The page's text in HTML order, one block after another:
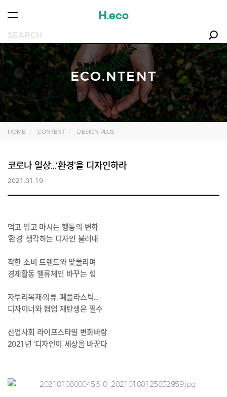
ECO.NTENT
HOME CONTENT DESIGN PLUS
코로나 일상…‘환경’을 디자인하라
2021.01.19
먹고 입고 마시는 행동의 변화
‘환경’ 생각하는 디자인 불러내
착한 소비 트렌드와 맞물리며
경제활동 밸류체인 바꾸는 힘
자투리목재·의류, 폐플라스틱…
디자이너와 협업 재탄생은 필수
산업사회 라이프스타일 변화바람
2021년 ‘디자인이 세상을 바꾼다